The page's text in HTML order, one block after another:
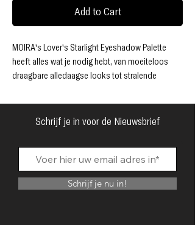
Add to Cart
MOIRA's Lover's Starlight Eyeshadow Palette
heeft alles wat je nodig hebt, van moeiteloos
draagbare alledaagse looks tot stralende
must-have tinten, waarin roze, bronzen en
neutrale tinten samenkomen om elke huidskleur
Met 7 fluweelzachte matte tinten en 8
glinsterende poeders maakt deze bouwbare,
mengbare formule het mixen en aanbrengen van
laagjes een fluitje van een cent voor naadloze
Schrijf je in voor de Nieuwsbrief
Schrijf je nu in!